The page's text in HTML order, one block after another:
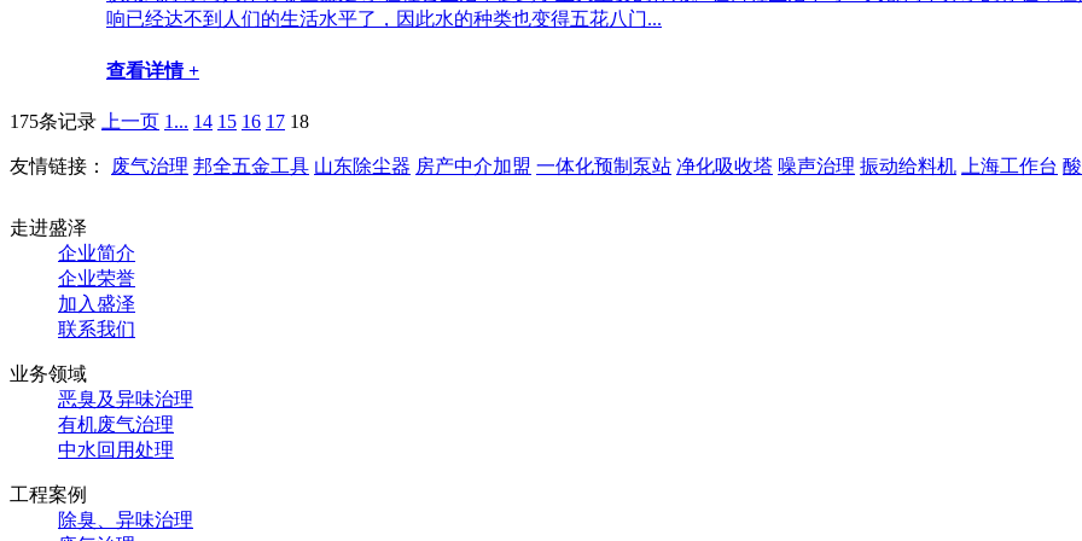
响已经达不到人们的生活水平了，因此水的种类也变得五花八门...
查看详情 +
175条记录 上一页 1... 14 15 16 17 18
友情链接： 废气治理 邦全五金工具 山东除尘器 房产中介加盟 一体化预制泵站 净化吸收塔 噪声治理 振动给料机 上海工作台
走进盛泽
企业简介
企业荣誉
加入盛泽
联系我们
业务领域
恶臭及异味治理
有机废气治理
中水回用处理
工程案例
除臭、异味治理